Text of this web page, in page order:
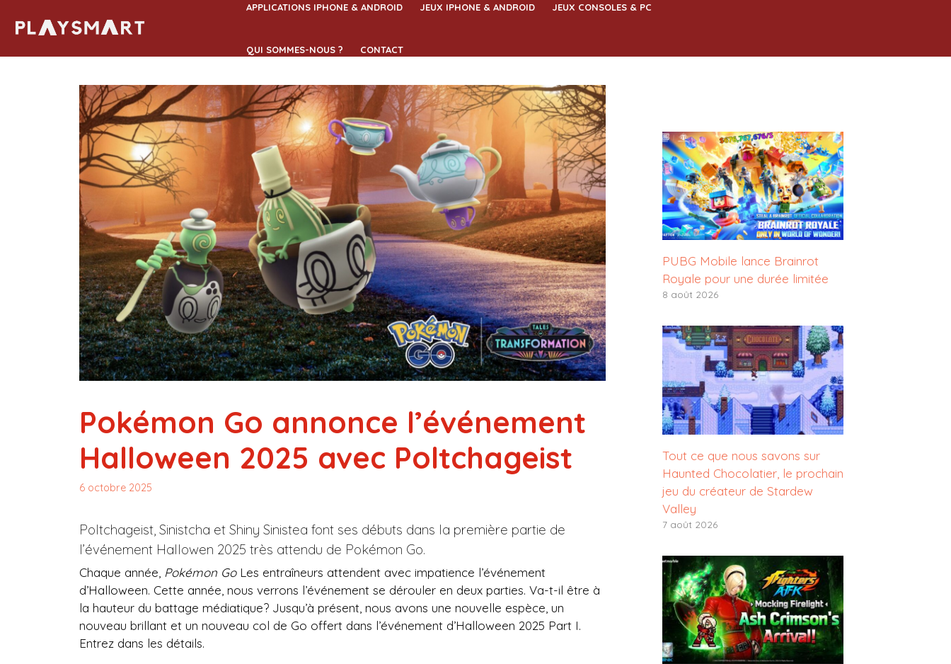
APPLICATIONS IPHONE & ANDROID JEUX IPHONE & ANDROID JEUX CONSOLES & PC
QUI SOMMES-NOUS ? CONTACT
Pokémon Go annonce l’événement
Halloween 2025 avec Poltchageist
6 octobre 2025
Poltchageist, Sinistcha et Shiny Sinistea font ses débuts dans la première partie de
l’événement Hallowen 2025 très attendu de Pokémon Go.
Chaque année, Pokémon GoLes entraîneurs attendent avec impatience l’événement
d’Halloween. Cette année, nous verrons l’événement se dérouler en deux parties. Va-t-il être à
la hauteur du battage médiatique? Jusqu’à présent, nous avons une nouvelle espèce, un
nouveau brillant et un nouveau col de Go offert dans l’événement d’Halloween 2025 Part I.
Entrez dans les détails.
PUBG Mobile lance Brainrot
Royale pour une durée limitée
8 août 2026
Tout ce que nous savons sur
Haunted Chocolatier, le prochain
jeu du créateur de Stardew
Valley
7 août 2026